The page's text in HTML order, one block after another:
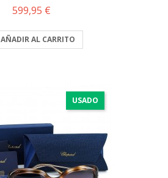
Precio
599,95 €
AÑADIR AL CARRITO
USADO